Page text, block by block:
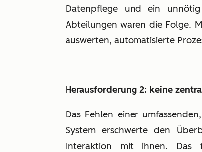
Datenpflege und ein unnötig
Abteilungen waren die Folge.
auswerten, automatisierte
Herausforderung 2: keine
Das Fehlen einer
System erschwerte den
Interaktion mit ihnen. Das